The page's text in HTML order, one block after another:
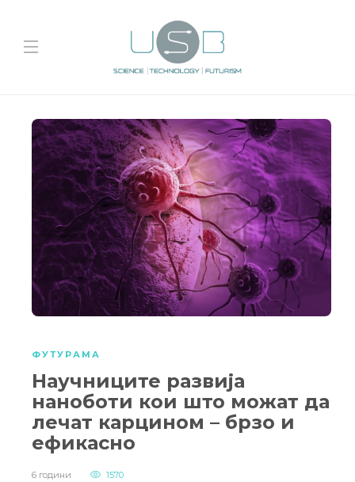
ФУТУРАМА
Научниците развија
наноботи кои што можат да
лечат карцином – брзо и
ефикасно
6 години 1570